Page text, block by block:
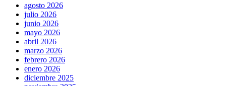
agosto 2026
julio 2026
junio 2026
mayo 2026
abril 2026
marzo 2026
febrero 2026
enero 2026
diciembre 2025